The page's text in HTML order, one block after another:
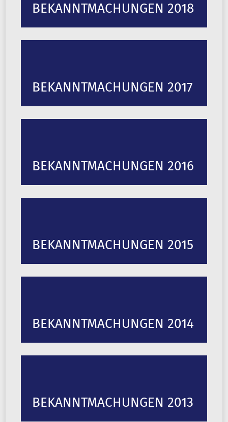
BEKANNTMACHUNGEN 2018
BEKANNTMACHUNGEN 2017
BEKANNTMACHUNGEN 2016
BEKANNTMACHUNGEN 2015
BEKANNTMACHUNGEN 2014
BEKANNTMACHUNGEN 2013